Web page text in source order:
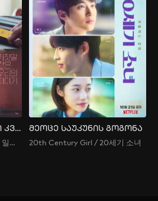
სიკვდილამდე ერთი კვირით ადრე
Way Back Love / 내가 죽기 일주일 전
მეოცე საუკუნის გოგონა
20th Century Girl / 20세기 소녀